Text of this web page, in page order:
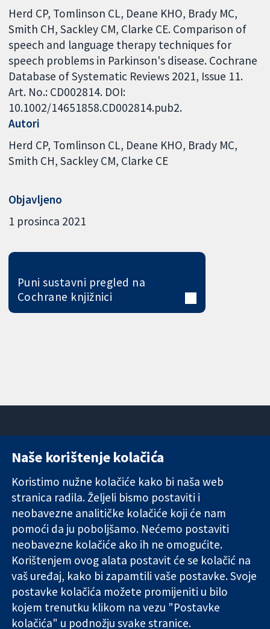
Herd CP, Tomlinson CL, Deane KHO, Brady MC,
Smith CH, Sackley CM, Clarke CE. Comparison of
speech and language therapy techniques for
speech problems in Parkinson's disease. Cochrane
Database of Systematic Reviews 2021, Issue 11.
Art. No.: CD002814. DOI:
10.1002/14651858.CD002814.pub2.
Autori
Herd CP Tomlinson CL Deane KHO Brady MC
Smith CH Sackley CM Clarke CE
Objavljeno
1 prosinca 2021
Puni sustavni pregled na
Cochrane knjižnici
Pouzdani dokazi.
Utemeljeni
dokazi.
Bolje zdravlje.
11-13 Cavendish
London
W1G 0AN
Ujedinjeno
Kraljevstvo
Novosti
medije
O nama
Poslovi
Cochrane
Library
The Cochrane Collaboration is a charity (no. 1045921) and a
company limited by guarantee (no. 03044323) registered in
Naše korištenje kolačića
Koristimo nužne kolačiće kako bi naša web
stranica radila. Željeli bismo postaviti i
neobavezne analitičke kolačiće koji će nam
pomoći da ju poboljšamo. Nećemo postaviti
neobavezne kolačiće ako ih ne omogućite.
Korištenjem ovog alata postavit će se kolačić na
vaš uređaj, kako bi zapamtili vaše postavke. Svoje
postavke kolačića možete promijeniti u bilo
kojem trenutku klikom na vezu "Postavke
kolačića" u podnožju svake stranice.